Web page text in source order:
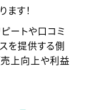
す！
ートや口コミ
を提供する側
売上向上や利益